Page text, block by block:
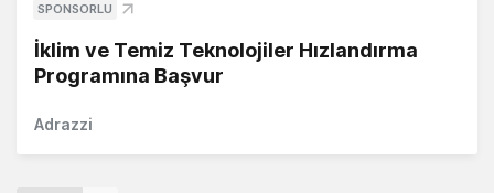
SPONSORLU
İklim ve Temiz Teknolojiler Hızlandırma
Programına Başvur
Adrazzi